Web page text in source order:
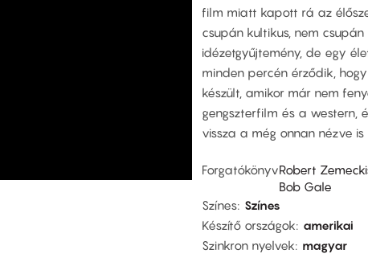
film miatt kapott rá az
csupán kultikus, nem
idézetgyűjtemény, de egy
minden percén érződik,
készült, amikor már nem
gengszterfilm és a western,
vissza a még onnan nézve
ForgatókönyvRobert
Bob Gale
Színes Színes
Készítő országok
amerikai
Szinkron nyelvek
magyar